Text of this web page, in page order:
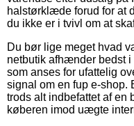
halstørklæde forud for at
du ikke er i tvivl om at
Du bør lige meget hvad
netbutik afhænder bedst i
som anses for ufattelig
signal om en fup e-shop.
trods alt indbefattet af en
køberen imod uægte